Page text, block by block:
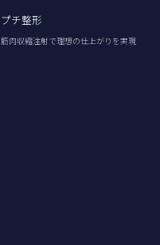
プチ整形
筋肉収縮注射で理想の仕上がりを実現